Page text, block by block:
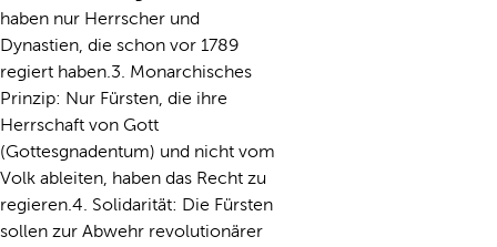
haben nur Herrscher und
Dynastien, die schon vor 1789
regiert haben.3. Monarchisches
Prinzip: Nur Fürsten, die ihre
Herrschaft von Gott
(Gottesgnadentum) und nicht vom
Volk ableiten, haben das Recht zu
regieren.4. Solidarität: Die Fürsten
sollen zur Abwehr revolutionärer